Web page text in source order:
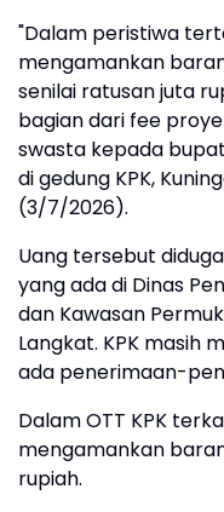
"Dalam peristiwa
mengamankan
senilai ratusan juta
bagian dari fee
swasta kepada
di gedung KPK,
(3/7/2026).
Uang tersebut
yang ada di Dinas
dan Kawasan
Langkat. KPK masih
ada penerimaan-
Dalam OTT KPK
mengamankan
rupiah.